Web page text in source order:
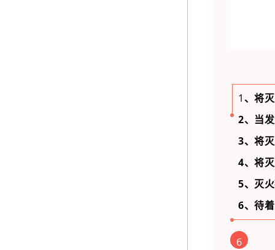
1、将
2、当
3、将
4、将
5、灭
6、待
6